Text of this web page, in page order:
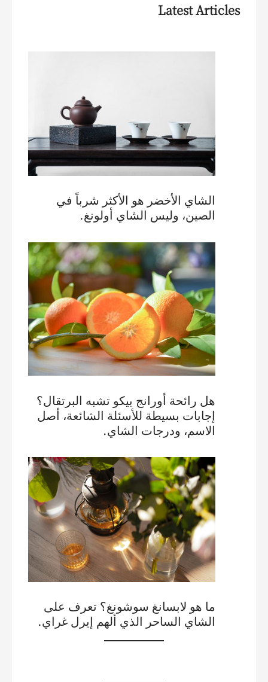
Latest Articles
الشاي الأخضر هو الأكثر شرباً في
الصين، وليس الشاي أولونغ.
هل رائحة أورانج بيكو تشبه البرتقال؟
إجابات بسيطة للأسئلة الشائعة، أصل
الاسم، ودرجات الشاي.
ما هو لابسانغ سوشونغ؟ تعرف على
الشاي الساحر الذي ألهم إيرل غراي.